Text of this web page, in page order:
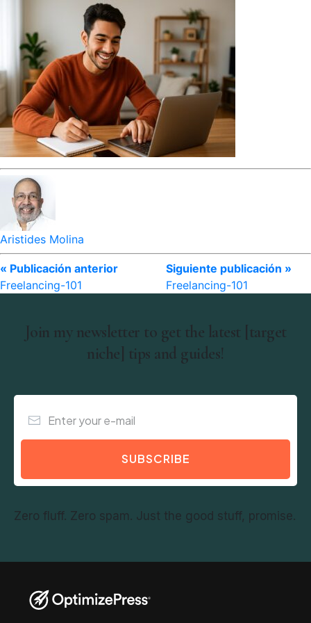
Aristides Molina
« Publicación anterior
Freelancing-101
Siguiente publicación »
Freelancing-101
Join my newsletter to get the latest [target
niche] tips and guides!
SUBSCRIBE
Zero fluff. Zero spam. Just the good stuff, promise.